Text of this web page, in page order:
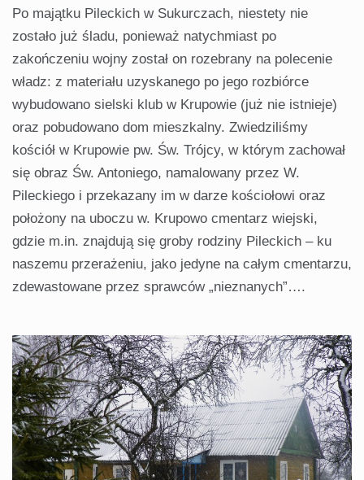
Po majątku Pileckich w Sukurczach, niestety nie
zostało już śladu, ponieważ natychmiast po
zakończeniu wojny został on rozebrany na polecenie
władz: z materiału uzyskanego po jego rozbiórce
wybudowano sielski klub w Krupowie (już nie istnieje)
oraz pobudowano dom mieszkalny. Zwiedziliśmy
kościół w Krupowie pw. Św. Trójcy, w którym zachował
się obraz Św. Antoniego, namalowany przez W.
Pileckiego i przekazany im w darze kościołowi oraz
położony na uboczu w. Krupowo cmentarz wiejski,
gdzie m.in. znajdują się groby rodziny Pileckich – ku
naszemu przerażeniu, jako jedyne na całym cmentarzu,
zdewastowane przez sprawców „nieznanych”….